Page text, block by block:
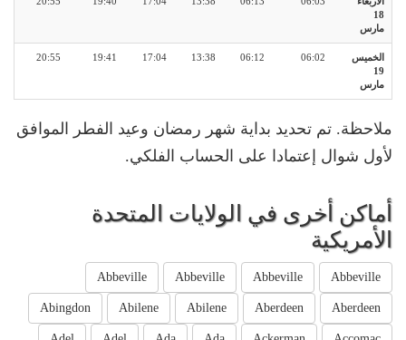
18
مارس
الخميس
19
مارس
06:02
06:12
13:38
17:04
19:41
20:55
ملاحظة. تم تحديد بداية شهر رمضان وعيد الفطر الموافق
لأول شوال إعتمادا على الحساب الفلكي.
أماكن أخرى في الولايات المتحدة
الأمريكية
Abbeville
Abbeville
Abbeville
Abbeville
Aberdeen
Aberdeen
Abilene
Abilene
Abingdon